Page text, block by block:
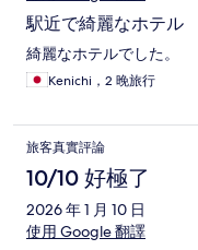
駅近で綺麗なホテル
綺麗なホテルでした。
Kenichi，2 晚旅行
旅客真實評論
10/10 好極了
2026 年 1 月 10 日
使用 Google 翻譯